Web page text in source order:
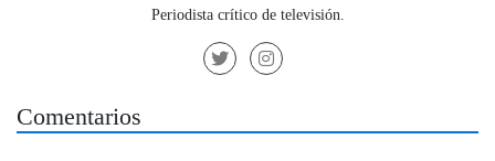
Periodista crítico de televisión.
Comentarios